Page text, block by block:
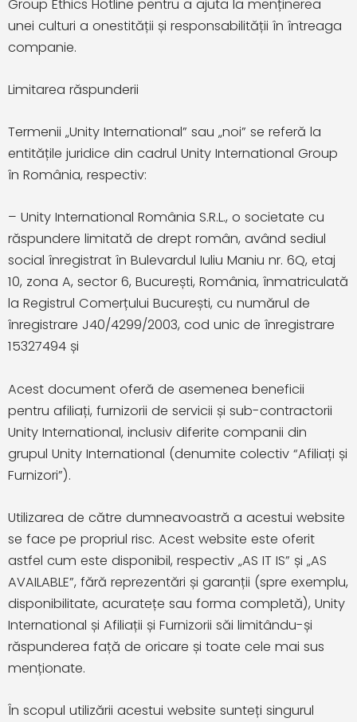
Group Ethics Hotline pentru a ajuta la menținerea
unei culturi a onestității și responsabilității în întreaga
companie.
Limitarea răspunderii
Termenii „Unity International” sau „noi” se referă la
entitățile juridice din cadrul Unity International Group
în România, respectiv:
– Unity International România S.R.L., o societate cu
răspundere limitată de drept român, având sediul
social înregistrat în Bulevardul Iuliu Maniu nr. 6Q, etaj
10, zona A, sector 6, București, România, înmatriculată
la Registrul Comerțului București, cu numărul de
înregistrare J40/4299/2003, cod unic de înregistrare
15327494 și
Acest document oferă de asemenea beneficii
pentru afiliați, furnizorii de servicii și sub-contractorii
Unity International, inclusiv diferite companii din
grupul Unity International (denumite colectiv “Afiliați și
Furnizori”).
Utilizarea de către dumneavoastră a acestui website
se face pe propriul risc. Acest website este oferit
astfel cum este disponibil, respectiv „AS IT IS” și „AS
AVAILABLE”, fără reprezentări și garanții (spre exemplu,
disponibilitate, acuratețe sau forma completă), Unity
International și Afiliații și Furnizorii săi limitându-și
răspunderea față de oricare și toate cele mai sus
menționate.
În scopul utilizării acestui website sunteți singurul